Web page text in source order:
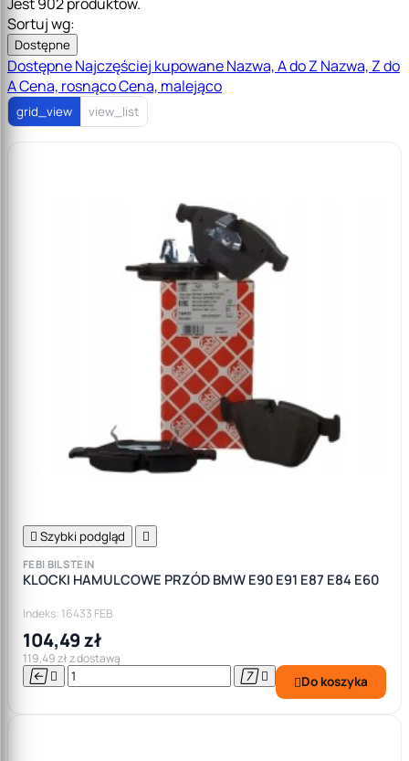
Sortuj wg:
Dostępne
DostępneNajczęściej kupowaneNazwa, A do Z Nazwa, Z do
ACena, rosnącoCena, malejąco
grid_view view_list
 Szybki podgląd 
FEBI BILSTEIN
KLOCKI HAMULCOWE PRZÓD BMW E90 E91 E87 E84 E60
Indeks: 16433 FEB
104,49 zł
119,49 zł z dostawą
    Do koszyka